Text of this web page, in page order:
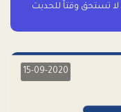
لا تستحق وقتاً للحديث
15-09-2020